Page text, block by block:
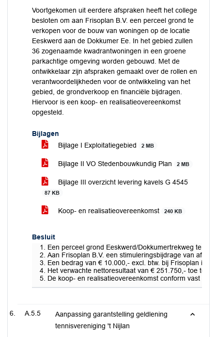
Voortgekomen uit eerdere afspraken heeft het college
besloten om aan Frisoplan B.V. een perceel grond te
verkopen voor de bouw van woningen op de locatie
Eeskwerd aan de Dokkumer Ee. In het gebied zullen
36 zogenaamde kwadrantwoningen in een groene
parkachtige omgeving worden gebouwd. Met de
ontwikkelaar zijn afspraken gemaakt over de rollen en
verantwoordelijkheden voor de ontwikkeling van het
gebied, de grondverkoop en financiële bijdragen.
Hiervoor is een koop- en realisatieovereenkomst
opgesteld.
Bijlagen
Bijlage I Exploitatiegebied
2 MB
Bijlage II VO Stedenbouwkundig Plan 2 MB
Bijlage III overzicht levering kavels G 4545
87 KB
Koop- en realisatieovereenkomst 240 KB
Besluit
Een perceel grond Eeskwerd/Dokkumertrekweg te
Aan Frisoplan B.V. een stimuleringsbijdrage van
Een bedrag van € 10.000,- excl. btw. bij Frisoplan in
Het verwachte nettoresultaat van € 251.750,- toe te
De koop- en realisatieovereenkomst conform vast te
A.5.5
Aanpassing garantstelling geldlening
tennisvereniging 't Nijlan